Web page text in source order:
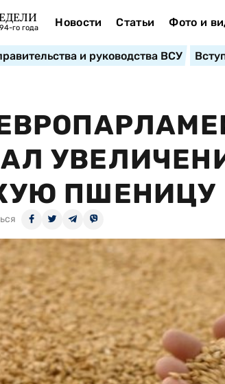
го года Новости Статьи Фото и
и руководства ВСУ
ПШЕНИЦУ